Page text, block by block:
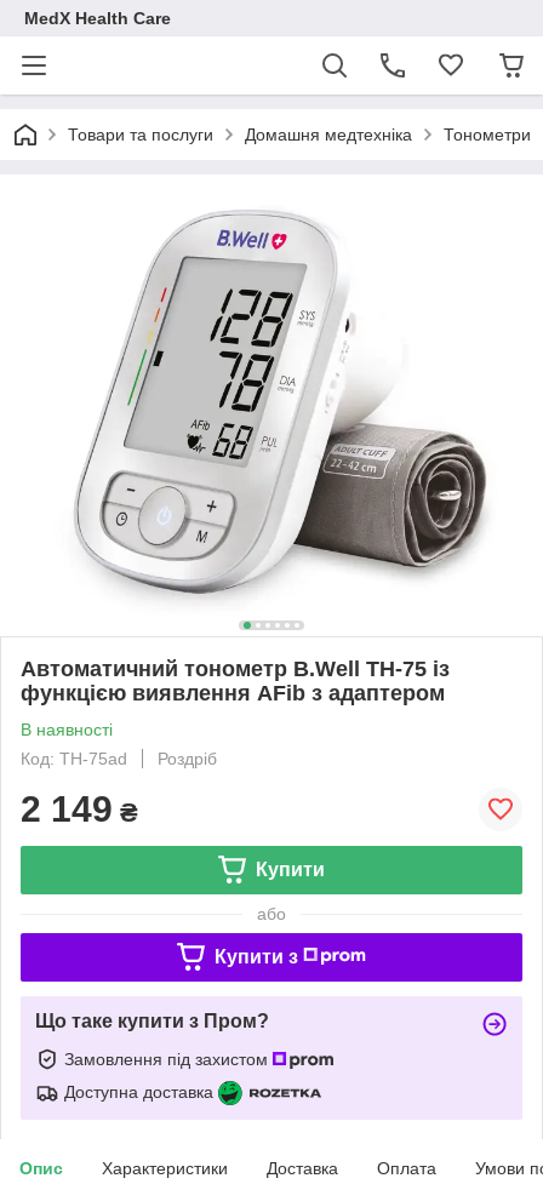
MedX Health Care
Товари та послуги Домашня медтехніка Тонометри
Автоматичний тонометр B.Well TH-75 із
функцією виявлення AFib з адаптером
В наявності
Код: TH-75ad
Роздріб
2 149 ₴
Купити
або
Купити з
Що таке купити з Пром?
Замовлення під захистом
Доступна доставка
Опис Характеристики Доставка Оплата Умови